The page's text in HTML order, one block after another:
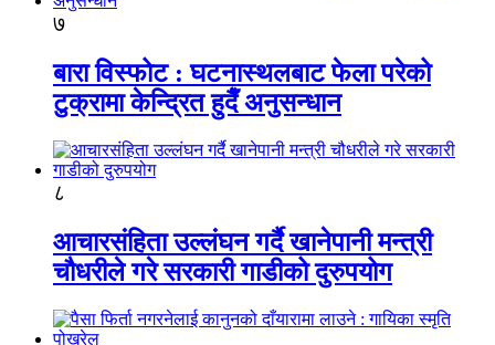
७
बारा विस्फोट : घटनास्थलबाट फेला परेको
टुक्रामा केन्द्रित हुदैँ अनुसन्धान
८
आचारसंहिता उल्लंघन गर्दै खानेपानी मन्त्री
चौधरीले गरे सरकारी गाडीको दुरुपयोग